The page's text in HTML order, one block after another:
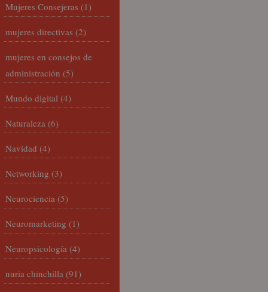
Mujeres Consejeras (1)
mujeres directivas (2)
mujeres en consejos de
administración (5)
Mundo digital (4)
Naturaleza (6)
Navidad (4)
Networking (3)
Neurociencia (5)
Neuromarketing (1)
Neuropsicología (4)
nuria chinchilla (91)